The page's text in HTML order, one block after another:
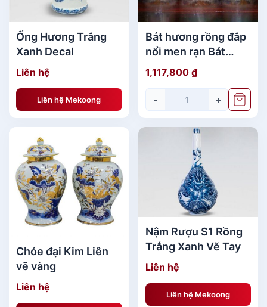
nhằm thể hiện sự đủ đầy và viên mãn.
[caption id="attachment_33458"
align="aligncenter" width="600"]
Mâm Bồng Hoa Sen Vẽ Vàng Sang
Ống Hương Trắng
Xanh Decal
Liên hệ
Liên hệ Mekoong
Bát hương rồng đắp
nổi men rạn Bát
Tràng phi 20
1,117,800 ₫
- +
Chóe đại Kim Liên
vẽ vàng
Liên hệ
Nậm Rượu S1 Rồng
Trắng Xanh Vẽ Tay
Liên hệ
Liên hệ Mekoong